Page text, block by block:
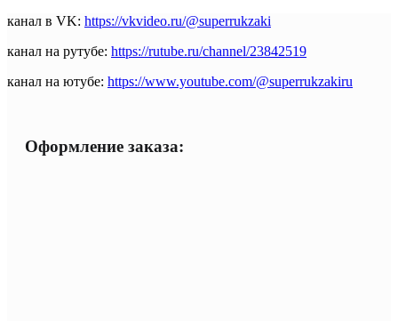
канал в VK: https://vkvideo.ru/@superrukzaki
канал на рутубе: https://rutube.ru/channel/23842519
канал на ютубе: https://www.youtube.com/@superrukzakiru
Оформление заказа: